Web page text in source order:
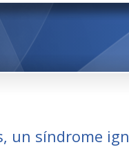
un síndrome